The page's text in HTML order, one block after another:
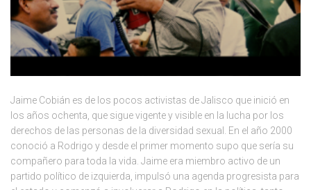
Jaime Cobián es de los pocos activistas de Jalisco que inició en
los años ochenta, que sigue vigente y visible en la lucha por los
derechos de las personas de la diversidad sexual. En el año 2000
conoció a Rodrigo y desde el primer momento supo que sería su
compañero para toda la vida. Jaime era miembro activo de un
partido político de izquierda, impulsó una agenda progresista para